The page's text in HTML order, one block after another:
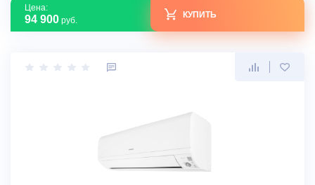
Цена:
94 900 руб.
КУПИТЬ